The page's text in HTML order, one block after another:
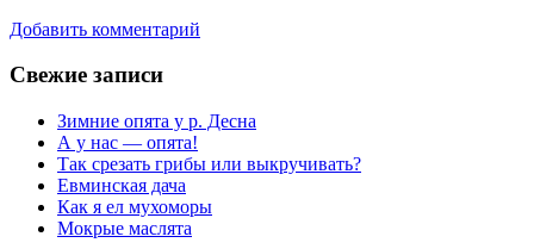
Добавить комментарий
Свежие записи
Зимние опята у р. Десна
А у нас — опята!
Так срезать грибы или выкручивать?
Евминская дача
Как я ел мухоморы
Мокрые маслята